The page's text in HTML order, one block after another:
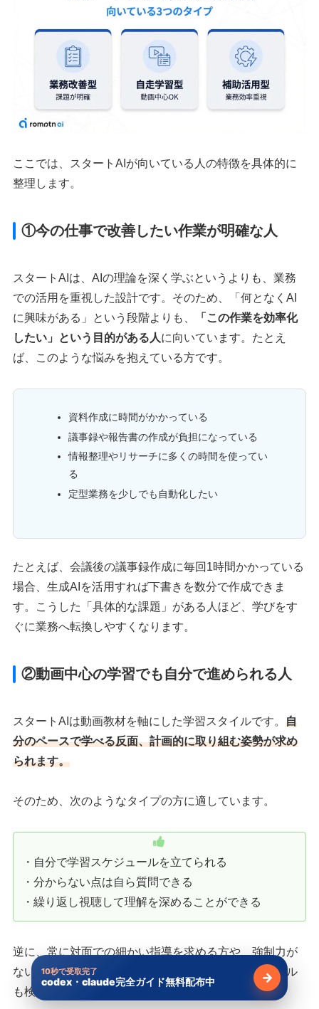
ここでは、スタートAIが向いている人の特徴を具体的に
整理します。
①今の仕事で改善したい作業が明確な人
スタートAIは、AIの理論を深く学ぶというよりも、業務
での活用を重視した設計です。そのため、「何となくAI
に興味がある」という段階よりも、
「この作業を効率化
したい」という目的がある人に向いています。たとえ
ば、このような悩みを抱えている方です。
資料作成に時間がかかっている
議事録や報告書の作成が負担になっている
情報整理やリサーチに多くの時間を使ってい
る
定型業務を少しでも自動化したい
たとえば、会議後の議事録作成に毎回1時間かかっている
場合、生成AIを活用すれば下書きを数分で作成できま
す。こうした「具体的な課題」がある人ほど、学びをす
ぐに業務へ転換しやすくなります。
②動画中心の学習でも自分で進められる人
スタートAIは動画教材を軸にした学習スタイルです。自
分のペースで学べる反面、計画的に取り組む姿勢が求め
られます。
そのため、次のようなタイプの方に適しています。
・自分で学習スケジュールを立てられる
・分からない点は自ら質問できる
・繰り返し視聴して理解を深めることができる
逆に、常に対面での細かい指導を求める方や、強制力が
ないと続かない方は、よりサポート密度の高いスクール
も検討すると良いでしょう。
10秒で受取完了
codex・claude完全ガイド無料配布中 無料で受け
→